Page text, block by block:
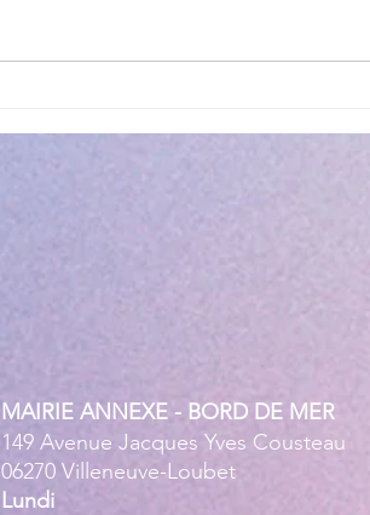
MAIRIE ANNEXE - BORD DE MER
149 Avenue Jacques Yves Cousteau
06270 Villeneuve-Loubet
Lundi